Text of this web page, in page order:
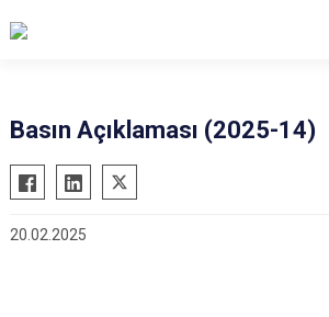
Adalar
Avcılar
Bağcılar
Basın Açıklaması (2025-14)
20.02.2025